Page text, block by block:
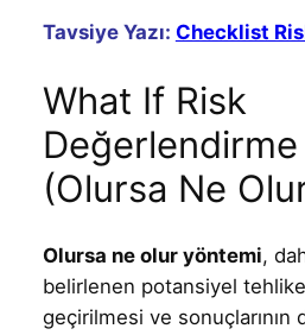
Tavsiye Yazı: Checklist
What If Risk
(Olursa Ne
Olursa ne olur yöntemi,
belirlenen potansiyel
geçirilmesi ve sonuçlarının